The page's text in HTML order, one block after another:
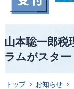
山本聡一郎
ラムがスター
トップ
お知らせ